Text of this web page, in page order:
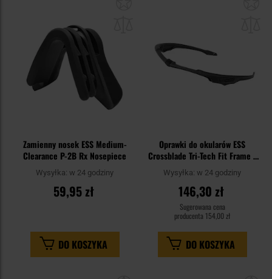
Zamienny nosek ESS Medium-
Clearance P-2B Rx Nosepiece
Wysyłka: w 24 godziny
59,95 zł
DO KOSZYKA
Oprawki do okularów ESS
Crossblade Tri-Tech Fit Frame -
102-333-001
Wysyłka: w 24 godziny
146,30 zł
Sugerowana cena
producenta 154,00 zł
DO KOSZYKA